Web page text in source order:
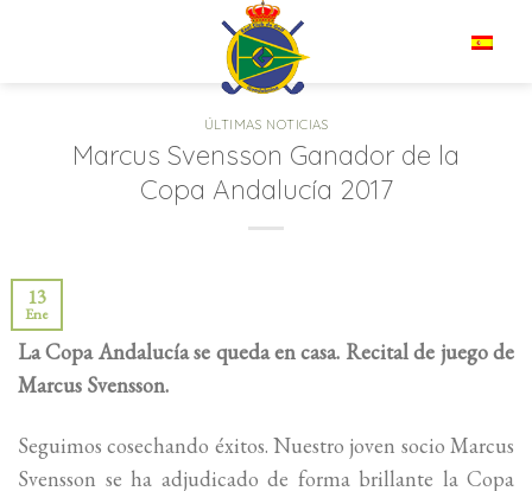
ÚLTIMAS NOTICIAS
Marcus Svensson Ganador de la
Copa Andalucía 2017
13
Ene
La Copa Andalucía se queda en casa. Recital de juego de
Marcus Svensson.
Seguimos cosechando éxitos. Nuestro joven socio Marcus
Svensson se ha adjudicado de forma brillante la Copa